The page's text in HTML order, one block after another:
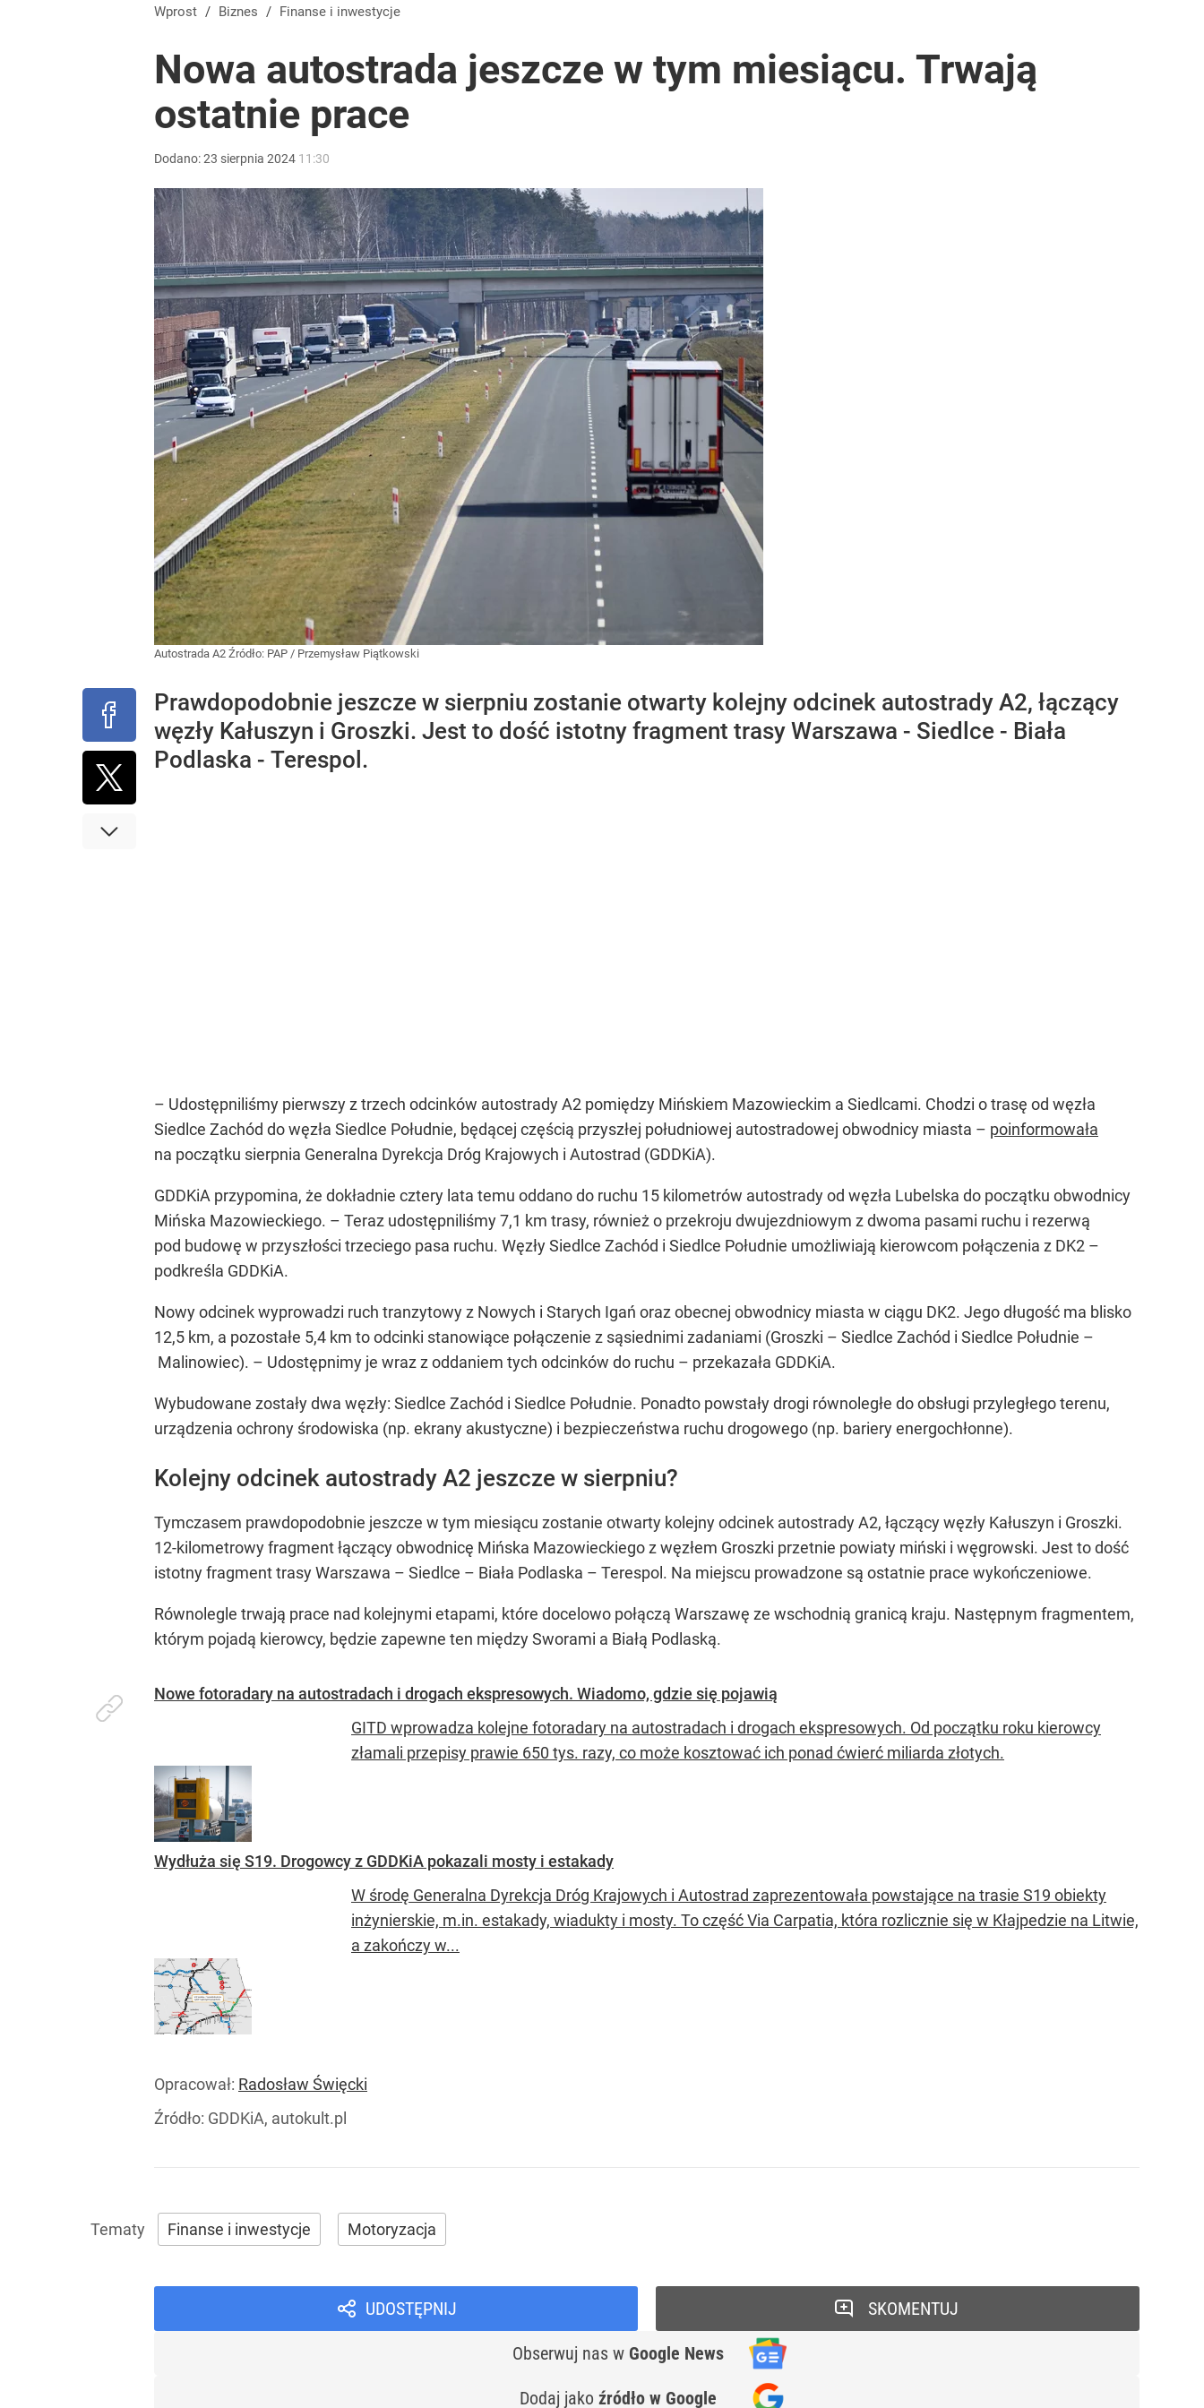
Kiedy decyzja ws. przywrócenia CPN? Minister podał termin
„Nie chodzi o zemstę”. Mocny apel w sprawie ofiar rzezi wołyńskiej
Farmacja: wzrost pod presją. co czeka branżę do 2030 roku?
Wprost / Biznes / Finanse i inwestycje
Nowa autostrada jeszcze w tym miesiącu. Trwają
ostatnie prace
Dodano:23 sierpnia 2024 11:30
Autostrada A2 Źródło: PAP / Przemysław Piątkowski
Prawdopodobnie jeszcze w sierpniu zostanie otwarty kolejny odcinek autostrady A2, łączący
węzły Kałuszyn i Groszki. Jest to dość istotny fragment trasy Warszawa - Siedlce - Biała
Podlaska - Terespol.
– Udostępniliśmy pierwszy z trzech odcinków autostrady A2 pomiędzy Mińskiem Mazowieckim a Siedlcami. Chodzi o trasę od węzła
Siedlce Zachód do węzła Siedlce Południe, będącej częścią przyszłej południowej autostradowej obwodnicy miasta – poinformowała
na początku sierpnia Generalna Dyrekcja Dróg Krajowych i Autostrad (GDDKiA).
GDDKiA przypomina, że dokładnie cztery lata temu oddano do ruchu 15 kilometrów autostrady od węzła Lubelska do początku obwodnicy
Mińska Mazowieckiego. – Teraz udostępniliśmy 7,1 km trasy, również o przekroju dwujezdniowym z dwoma pasami ruchu i rezerwą
pod budowę w przyszłości trzeciego pasa ruchu. Węzły Siedlce Zachód i Siedlce Południe umożliwiają kierowcom połączenia z DK2 –
podkreśla GDDKiA.
Nowy odcinek wyprowadzi ruch tranzytowy z Nowych i Starych Igań oraz obecnej obwodnicy miasta w ciągu DK2. Jego długość ma blisko
12,5 km, a pozostałe 5,4 km to odcinki stanowiące połączenie z sąsiednimi zadaniami (Groszki – Siedlce Zachód i Siedlce Południe –
Malinowiec). – Udostępnimy je wraz z oddaniem tych odcinków do ruchu – przekazała GDDKiA.
Wybudowane zostały dwa węzły: Siedlce Zachód i Siedlce Południe. Ponadto powstały drogi równoległe do obsługi przyległego terenu,
urządzenia ochrony środowiska (np. ekrany akustyczne) i bezpieczeństwa ruchu drogowego (np. bariery energochłonne).
Kolejny odcinek autostrady A2 jeszcze w sierpniu?
Tymczasem prawdopodobnie jeszcze w tym miesiącu zostanie otwarty kolejny odcinek autostrady A2, łączący węzły Kałuszyn i Groszki.
12-kilometrowy fragment łączący obwodnicę Mińska Mazowieckiego z węzłem Groszki przetnie powiaty miński i węgrowski. Jest to dość
istotny fragment trasy Warszawa – Siedlce – Biała Podlaska – Terespol. Na miejscu prowadzone są ostatnie prace wykończeniowe.
Równolegle trwają prace nad kolejnymi etapami, które docelowo połączą Warszawę ze wschodnią granicą kraju. Następnym fragmentem,
którym pojadą kierowcy, będzie zapewne ten między Sworami a Białą Podlaską.
Nowe fotoradary na autostradach i drogach ekspresowych. Wiadomo, gdzie się pojawią
GITD wprowadza kolejne fotoradary na autostradach i drogach ekspresowych. Od początku roku kierowcy
złamali przepisy prawie 650 tys. razy, co może kosztować ich ponad ćwierć miliarda złotych.
Wydłuża się S19. Drogowcy z GDDKiA pokazali mosty i estakady
W środę Generalna Dyrekcja Dróg Krajowych i Autostrad zaprezentowała powstające na trasie S19 obiekty
inżynierskie, m.in. estakady, wiadukty i mosty. To część Via Carpatia, która rozlicznie się w Kłajpedzie na Litwie,
a zakończy w...
Opracował: Radosław Święcki
Źródło: GDDKiA, autokult.pl
Finanse i inwestycje Motoryzacja
UDOSTĘPNIJ
Obserwuj nas w Google News
Dodaj jako źródło w Google
SKOMENTUJ